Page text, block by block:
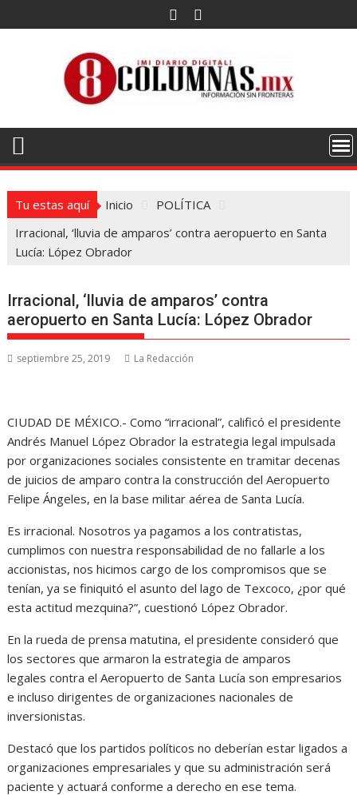
al
Tu estas aquí Inicio
POLÍTICA
Irracional, ‘lluvia de amparos’ contra aeropuerto en Santa
Lucía: López Obrador
Irracional, ‘lluvia de amparos’ contra
aeropuerto en Santa Lucía: López Obrador
septiembre 25, 2019 La Redacción
CIUDAD DE MÉXICO.- Como “irracional”, calificó el presidente
Andrés Manuel López Obrador la estrategia legal impulsada
por organizaciones sociales consistente en tramitar decenas
de juicios de amparo contra la construcción del Aeropuerto
Felipe Ángeles, en la base militar aérea de Santa Lucía.
Es irracional. Nosotros ya pagamos a los contratistas,
cumplimos con nuestra responsabilidad de no fallarle a los
accionistas, nos hicimos cargo de los compromisos que se
tenían, ya se finiquitó el asunto del lago de Texcoco, ¿por qué
esta actitud mezquina?”, cuestionó López Obrador.
En la rueda de prensa matutina, el presidente consideró que
los sectores que armaron la estrategia de amparos
legales contra el Aeropuerto de Santa Lucía son empresarios
e incluso dirigentes de organizaciones nacionales de
inversionistas.
Destacó que los partidos políticos no deberían estar ligados a
organizaciones empresariales y que su administración será
paciente y actuará conforme a derecho en ese tema.